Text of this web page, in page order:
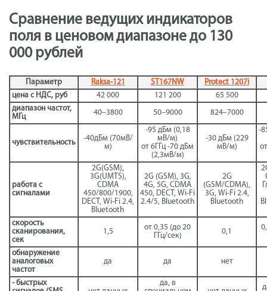
Сравнение ведущих индикаторов
поля в ценовом диапазоне до 130
000 рублей
Параметр Raksa-121 ST167NW Protect 1207i
цена с НДС, руб
42 000 121 200
65 500
диапазон частот,
МГц
40–3800 50–9000 824–7000
чувствительность
-40дБм (70мВ/
м)
-95 дБм (0,18
мВ/м)
от 6ГГц -70 дБм
(2,3мВ/м)
-30 дБм (229
мВ/м)
-
работа с
сигналами
2G(GSM),
3G(UMTS),
CDMA
450/800/1900,
DECT, Wi-Fi 2.4,
Bluetooth
2G (GSM), 3G,
4G, 5G, CDMA
450, DECT, Wi-Fi
2.4/5, Bluetooth
2G
(GSM/CDMA),
3G, Wi-Fi 2.4,
Bluetooth
скорость
сканирования,
сек
1,5
от 0,35 (до 20
ГГц/сек)
0,1
обнаружение
аналоговых
частот
да да нет
- быстрых
да, в